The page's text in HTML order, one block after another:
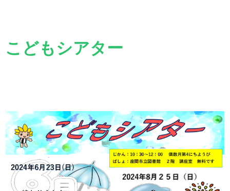
こどもシアター